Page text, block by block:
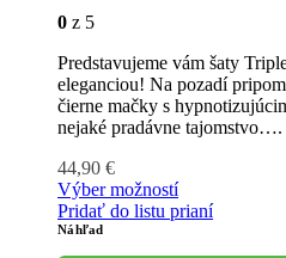
0 z 5
Predstavujeme vám šaty
eleganciou! Na pozadí
čierne mačky s
nejaké pradávne tajomstvo….
44,90 €
Výber možností
Pridať do listu prianí
Náhľad